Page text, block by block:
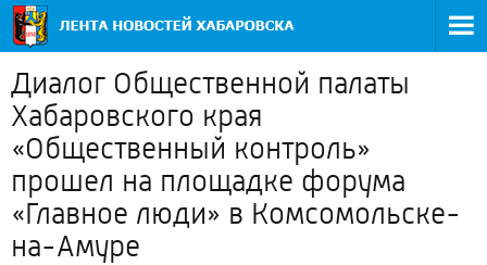
Диалог Общественной палаты
Хабаровского края
«Общественный контроль»
прошел на площадке форума
«Главное люди» в Комсомольске-
на-Амуре